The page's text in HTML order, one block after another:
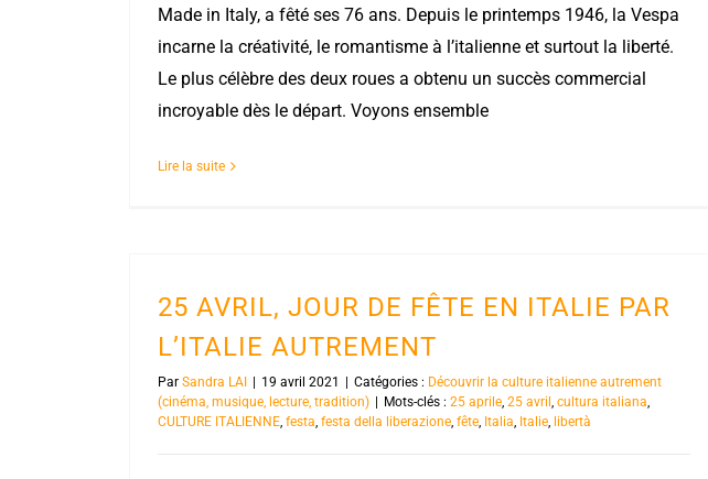
Made in Italy, a fêté ses 76 ans. Depuis le printemps 1946, la Vespa
incarne la créativité, le romantisme à l’italienne et surtout la liberté.
Le plus célèbre des deux roues a obtenu un succès commercial
incroyable dès le départ. Voyons ensemble
Lire la suite
25 AVRIL, JOUR DE FÊTE EN ITALIE PAR
L’ITALIE AUTREMENT
Par Sandra LAI 19 avril 2021 Catégories : Découvrir la culture italienne autrement
(cinéma, musique, lecture, tradition)
Mots-clés : 25 aprile, 25 avril , cultura italiana,
CULTURE ITALIENNE, festa, festa della liberazione, fête, Italia, Italie, libertà